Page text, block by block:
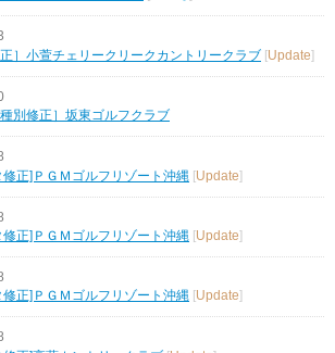
正］小萱チェリークリークカントリークラブ [Update]
種別修正］坂東ゴルフクラブ
修正]ＰＧＭゴルフリゾート沖縄 [Update]
修正]ＰＧＭゴルフリゾート沖縄 [Update]
修正]ＰＧＭゴルフリゾート沖縄 Update